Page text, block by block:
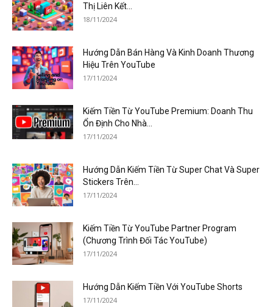
Thị Liên Kết...
18/11/2024
Hướng Dẫn Bán Hàng Và Kinh Doanh Thương
Hiệu Trên YouTube
17/11/2024
Kiếm Tiền Từ YouTube Premium: Doanh Thu
Ổn Định Cho Nhà...
17/11/2024
Hướng Dẫn Kiếm Tiền Từ Super Chat Và Super
Stickers Trên...
17/11/2024
Kiếm Tiền Từ YouTube Partner Program
(Chương Trình Đối Tác YouTube)
17/11/2024
Hướng Dẫn Kiếm Tiền Với YouTube Shorts
17/11/2024